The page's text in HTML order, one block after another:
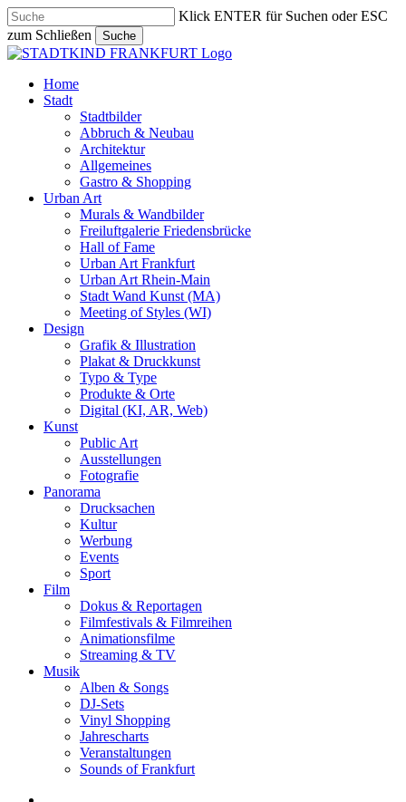
Skip
to
main
content
Klick ENTER für Suchen oder ESC
zum Schließen
Suche
Close
search
Menu
Home
Stadt
Stadtbilder
Abbruch & Neubau
Architektur
Allgemeines
Gastro & Shopping
Urban Art
Murals & Wandbilder
Freiluftgalerie Friedensbrücke
Hall of Fame
Urban Art Frankfurt
Urban Art Rhein-Main
Stadt Wand Kunst (MA)
Meeting of Styles (WI)
Design
Grafik & Illustration
Plakat & Druckkunst
Typo & Type
Produkte & Orte
Digital (KI, AR, Web)
Kunst
Public Art
Ausstellungen
Fotografie
Panorama
Drucksachen
Kultur
Werbung
Events
Sport
Film
Dokus & Reportagen
Filmfestivals & Filmreihen
Animationsfilme
Streaming & TV
Musik
Alben & Songs
DJ-Sets
Vinyl Shopping
Jahrescharts
Veranstaltungen
Sounds of Frankfurt